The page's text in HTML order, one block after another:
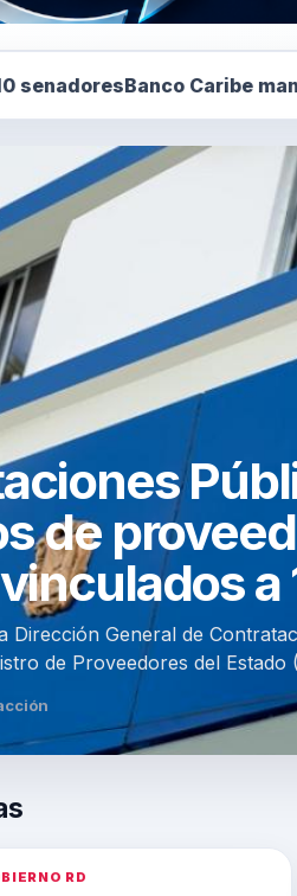
mantiene calificación
de
a
Dirección General de
de Proveedores del Estado
RD